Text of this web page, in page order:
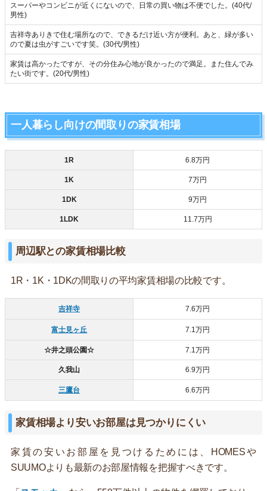
スーパーやコンビニが近くにないので、日常の買い物は不便でした。(40代/
男性)
吉祥寺ありきで住む場所なので、できるだけ近い方が便利。あと、緑が多い
ので夏は虫がすごいです笑。(30代/男性)
家賃は高かったですが、その分住み心地が良かったので満足。また住んでみ
たい街です。(20代/男性)
一人暮らし向けの間取りの家賃相場
1R 6.8万円
1K 7万円
1DK 9万円
1LDK 11.7万円
周辺駅との家賃相場比較
1R・1K・1DKの間取りの平均家賃相場の比較です。
吉祥寺 7.6万円
富士見ヶ丘 7.1万円
☆井之頭公園☆ 7.1万円
久我山 6.9万円
三鷹台 6.6万円
家賃相場より安いお部屋は見つかりにくい
家賃の安いお部屋を見つけるためには、HOMESや
SUUMOよりも最新のお部屋情報を把握すべきです。